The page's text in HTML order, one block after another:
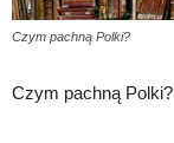
Czym pachną Polki?
Czym pachną Polki?